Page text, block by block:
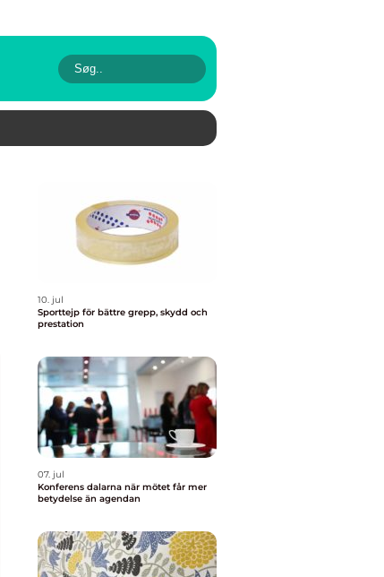
10. jul
Sporttejp för bättre grepp, skydd och
prestation
07. jul
Konferens dalarna när mötet får mer
betydelse än agendan